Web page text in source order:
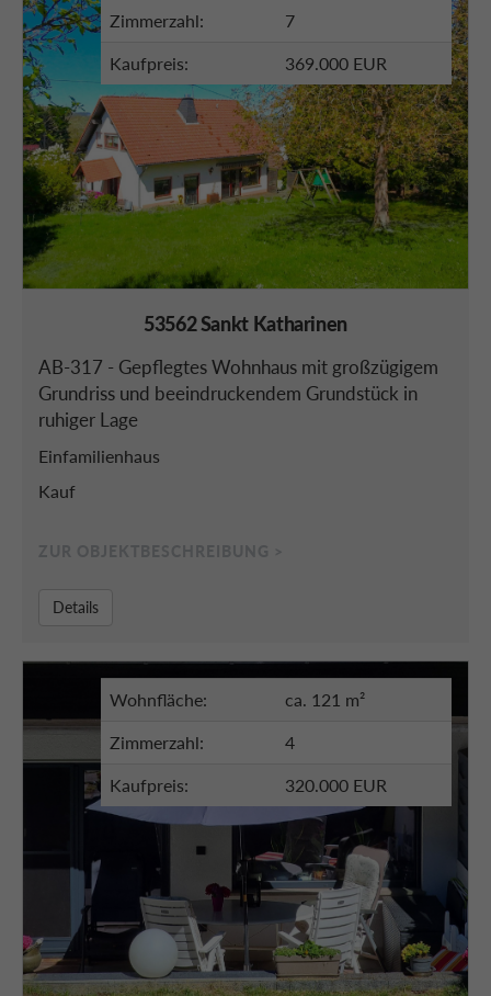
Zimmerzahl: 7
Kaufpreis: 369.000 EUR
53562 Sankt Katharinen
AB-317 - Gepflegtes Wohnhaus mit großzügigem
Grundriss und beeindruckendem Grundstück in
ruhiger Lage
Einfamilienhaus
Kauf
Details
Wohnfläche: ca. 121 m²
Zimmerzahl: 4
Kaufpreis: 320.000 EUR